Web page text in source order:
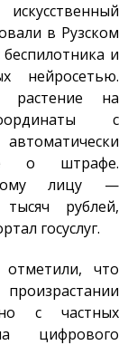
в Рузском
и
нейросетью.
растение на
с
о штрафе.
лицу —
рублей,
госуслуг.
что
с частных
цифрового